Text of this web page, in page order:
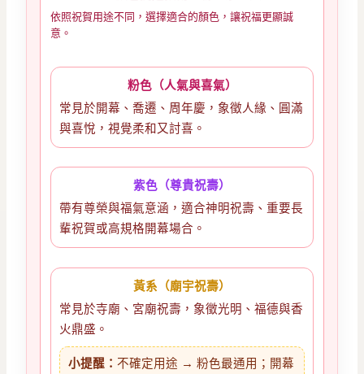
依照祝賀用途不同，選擇適合的顏色，讓祝福更顯誠
意。
粉色（人氣與喜氣）
常見於開幕、喬遷、周年慶，象徵人緣、圓滿
與喜悅，視覺柔和又討喜。
紫色（尊貴祝壽）
帶有尊榮與福氣意涵，適合神明祝壽、重要長
輩祝賀或高規格開幕場合。
黃系（廟宇祝壽）
常見於寺廟、宮廟祝壽，象徵光明、福德與香
火鼎盛。
小提醒：不確定用途 → 粉色最通用；開幕